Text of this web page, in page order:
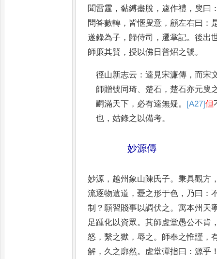
聞雷霆 ，黏縛盡脫 ，遽作禮 ， 叟曰
問答數轉 ， 皆愜叟意 ， 顧左右曰 ：
遂錄為子 ， 歸侍司 ，遷掌記。後出
師廉其賢 ，授以佛日普炤之號。
徑山新志云 ：逵見宋濂傳 ，而宋
師贈號同琦、楚石 ，楚石亦元叟
嗣滿天下 ， 必有逵無疑。 [A27]但
也 ，姑錄之以備考。
妙源傳
妙源 ， 越州象山陳氏子。 秉具觀方
流逐物遺道 ，憂之形于色 ， 乃曰 ：
制 ？ 願習賤事以調伏之。寓本州天
足踵化以資眾。其師虗堂愚公不肯
怒 ，繫之獄 ，辱之。 師奉之惟謹 ，
解 ， 久之廓然。 虗堂彈指曰 ：源乎